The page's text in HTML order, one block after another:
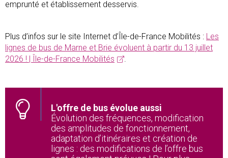
emprunté et établissement desservis.
Plus d’infos sur le site Internet d’Île-de-France Mobilités : Les
lignes de bus de Marne et Brie évoluent à partir du 13 juillet
2026 ! | Île-de-France Mobilités
L'offre de bus évolue aussi
Évolution des fréquences, modification
des amplitudes de fonctionnement,
adaptation d’itinéraires et création de
lignes : des modifications de l’offre bus